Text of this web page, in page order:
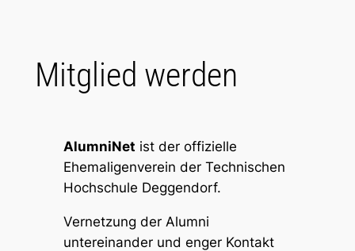
Mitglied werden
AlumniNet ist der offizielle
Ehemaligenverein der Technischen
Hochschule Deggendorf.
Vernetzung der Alumni
untereinander und enger Kontakt